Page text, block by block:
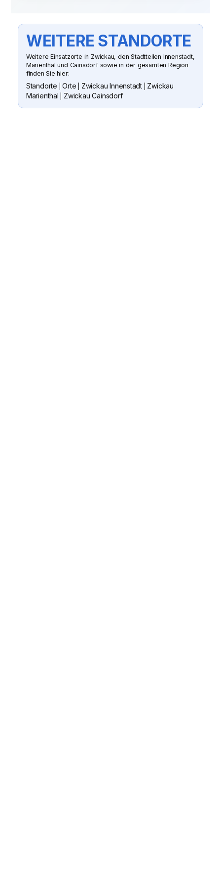
WEITERE STANDORTE
Weitere Einsatzorte in Zwickau, den Stadtteilen Innenstadt,
Marienthal und Cainsdorf sowie in der gesamten Region
finden Sie hier:
Standorte |Orte Zwickau Innenstadt
Zwickau
Marienthal
Zwickau Cainsdorf